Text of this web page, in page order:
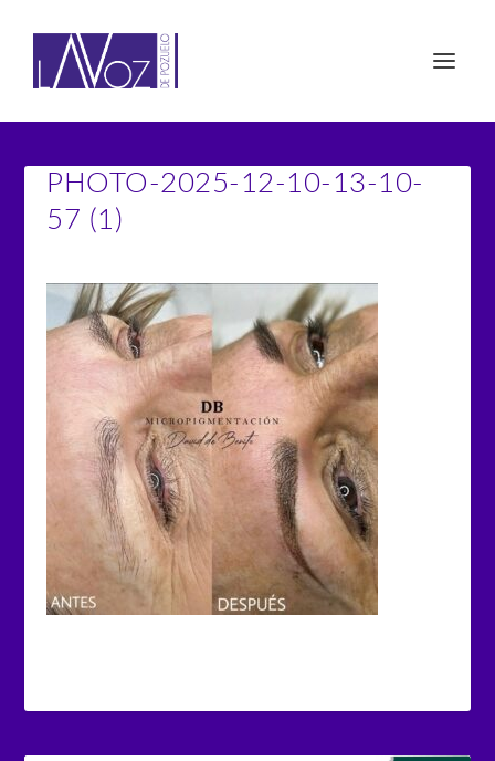
PHOTO-2025-12-10-13-10-
57 (1)